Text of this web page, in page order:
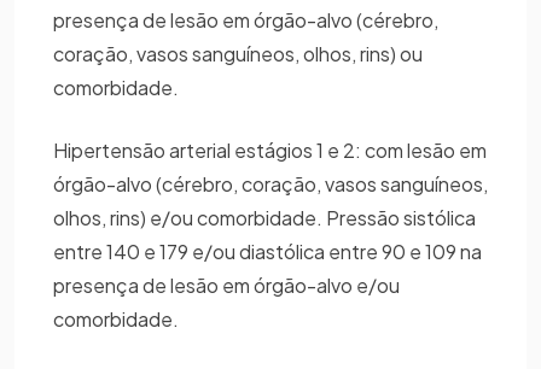
presença de lesão em órgão-alvo (cérebro,
coração, vasos sanguíneos, olhos, rins) ou
comorbidade.
Hipertensão arterial estágios 1 e 2: com lesão em
órgão-alvo (cérebro, coração, vasos sanguíneos,
olhos, rins) e/ou comorbidade. Pressão sistólica
entre 140 e 179 e/ou diastólica entre 90 e 109 na
presença de lesão em órgão-alvo e/ou
comorbidade.